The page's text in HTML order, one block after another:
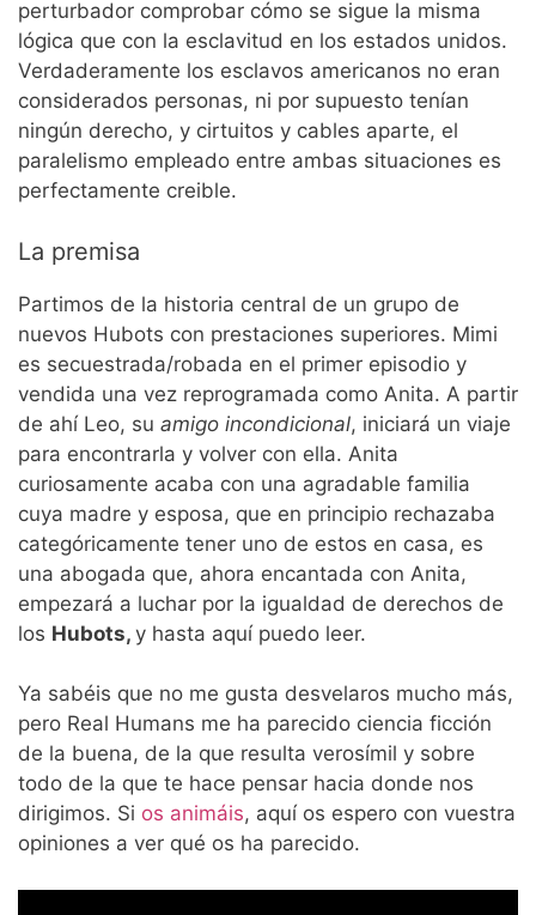
perturbador comprobar cómo se sigue la misma
lógica que con la esclavitud en los estados unidos.
Verdaderamente los esclavos americanos no eran
considerados personas, ni por supuesto tenían
ningún derecho, y cirtuitos y cables aparte, el
paralelismo empleado entre ambas situaciones es
perfectamente creible.
La premisa
Partimos de la historia central de un grupo de
nuevos Hubots con prestaciones superiores. Mimi
es secuestrada/robada en el primer episodio y
vendida una vez reprogramada como Anita. A partir
de ahí Leo, su amigo incondicional, iniciará un viaje
para encontrarla y volver con ella. Anita
curiosamente acaba con una agradable familia
cuya madre y esposa, que en principio rechazaba
categóricamente tener uno de estos en casa, es
una abogada que, ahora encantada con Anita,
empezará a luchar por la igualdad de derechos de
los Hubots, y hasta aquí puedo leer.
Ya sabéis que no me gusta desvelaros mucho más,
pero Real Humans me ha parecido ciencia ficción
de la buena, de la que resulta verosímil y sobre
todo de la que te hace pensar hacia donde nos
dirigimos. Si os animáis, aquí os espero con vuestra
opiniones a ver qué os ha parecido.